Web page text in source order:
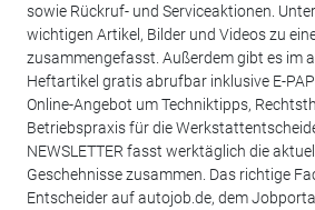
sowie Rückruf- und Serviceaktionen.
wichtigen Artikel, Bilder und Videos zu
zusammengefasst. Außerdem gibt es im
Heftartikel gratis abrufbar inklusive E-
Online-Angebot um Techniktipps,
Betriebspraxis für die
NEWSLETTER fasst werktäglich die
Geschehnisse zusammen. Das richtige
Entscheider auf autojob.de, dem